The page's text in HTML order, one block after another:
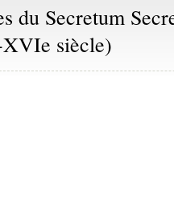
du Secretum
siècle)